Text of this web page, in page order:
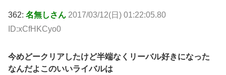
362: 名無しさん 2017/03/12(日) 01:22:05.80
ID:xCfHKCyo0
今めどークリアしたけど半端なくリーバル好きになった
なんだよこのいいライバルは